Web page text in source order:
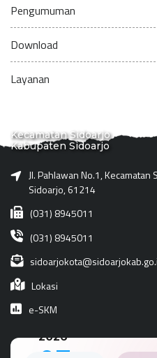
Pengumuman
Download
Layanan
Kecamatan Sidoarjo
Kabupaten Sidoarjo
Jl. Pahlawan No.1, Kecamatan
Sidoarjo, 61214
(031) 8945011
(031) 8945011
Lokasi
e-SKM